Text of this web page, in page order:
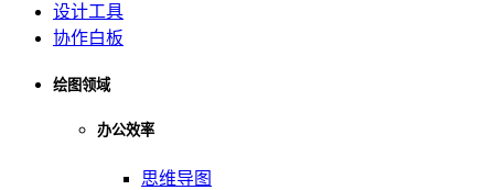
设计工具
协作白板
绘图领域
办公效率
思维导图